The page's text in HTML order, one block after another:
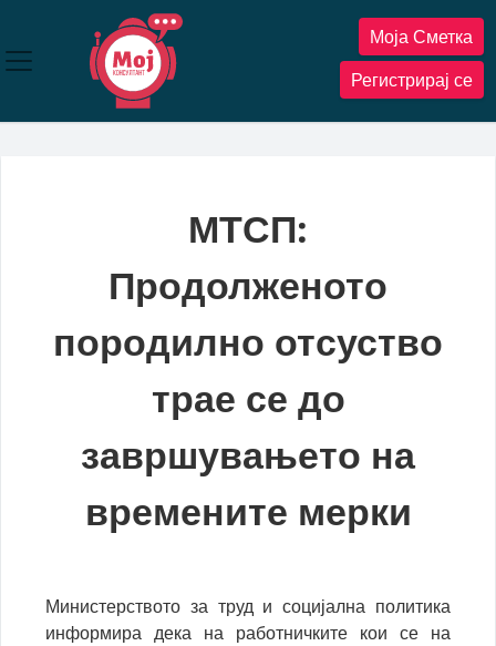
содржината
Моја Сметка
Регистрирај се
МТСП:
Продолженото
породилно отсуство
трае се до
завршувањето на
времените мерки
Министерството за труд и социјална политика
информира дека на работничките кои се на